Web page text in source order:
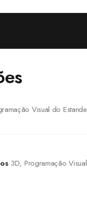
Visual do Estande
3D, Programação Visual